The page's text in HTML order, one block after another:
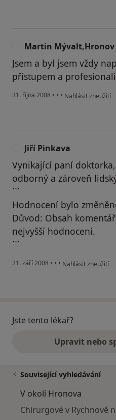
Martin Mývalt,Hronov
Jsem a byl jsem vždy
přístupem a
31. října 2008 • • • podle názoru
Nahlásit zneužití
Jiří Pinkava
Vynikající paní
odborný a zároveň
```
Hodnocení bylo
Důvod: Obsah
nejvyšší hodnocení.
```
21. září 2008 • • • podle názoru
Nahlásit zneužití
Jste tento lékař?
Upravit nebo
Související vyhledávání
V okolí Hronova
Chirurgové v Rychnově